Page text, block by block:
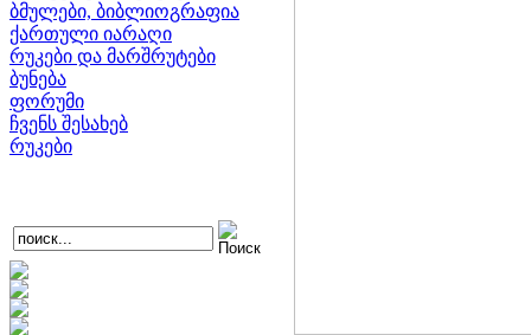
ბმულები, ბიბლიოგრაფია
ქართული იარაღი
რუკები და მარშრუტები
ბუნება
ფორუმი
ჩვენს შესახებ
რუკები